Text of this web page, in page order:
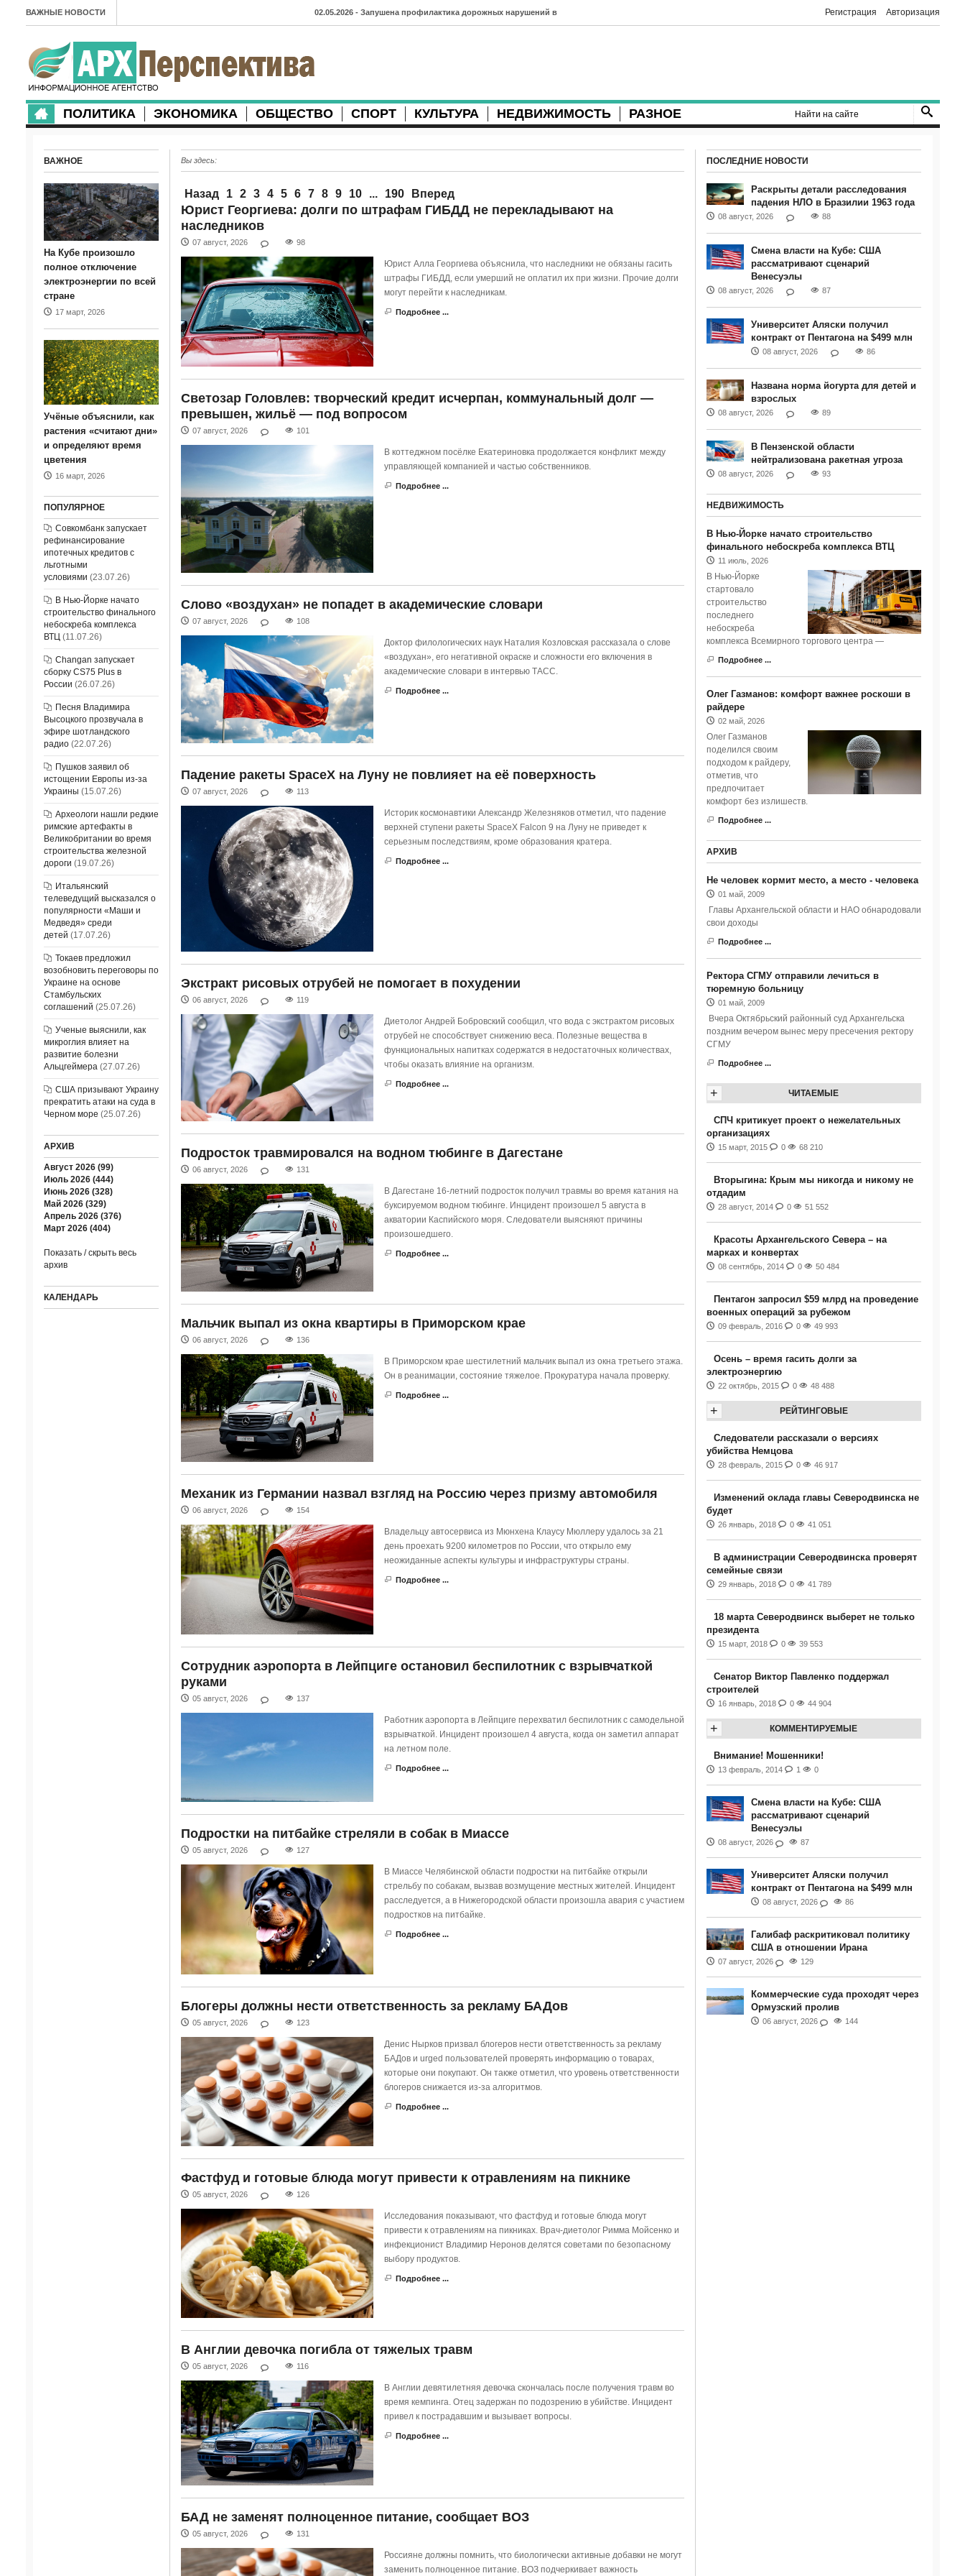
ВАЖНЫЕ НОВОСТИ 02.05.2026 - Запушена профилактика дорожных нарушений в
27.04.2026 - Губернатор Архангельской области контролирует
23.04.2026 - Детский экологический форум усилит
продолжают затруднять движение
21.04.2026 - Выгуливание собак: правила и штрафы в России
матчи и новые победы
18.04.2026 - Мобильные комплексы фотофиксации Vitronic
появились в Монтгомери
Регистрация Авторизация
ПОЛИТИКА ЭКОНОМИКА ОБЩЕСТВО СПОРТ КУЛЬТУРА НЕДВИЖИМОСТЬ РАЗНОЕ
Вы здесь:
Назад 1 2 3 4 5 6 7 8 9 10 ... 190 Вперед
Юрист Георгиева: долги по штрафам ГИБДД не перекладывают на
наследников
07 август, 2026 98
Юрист Алла Георгиева объяснила, что наследники не обязаны гасить
штрафы ГИБДД, если умерший не оплатил их при жизни. Прочие долги
могут перейти к наследникам.
Подробнее ...
Светозар Головлев: творческий кредит исчерпан, коммунальный долг —
превышен, жильё — под вопросом
07 август, 2026 101
В коттеджном посёлке Екатериновка продолжается конфликт между
управляющей компанией и частью собственников.
Подробнее ...
Слово «воздухан» не попадет в академические словари
07 август, 2026 108
Доктор филологических наук Наталия Козловская рассказала о слове
«воздухан», его негативной окраске и сложности его включения в
академические словари в интервью ТАСС.
Подробнее ...
Падение ракеты SpaceX на Луну не повлияет на её поверхность
07 август, 2026 113
Историк космонавтики Александр Железняков отметил, что падение
верхней ступени ракеты SpaceX Falcon 9 на Луну не приведет к
серьезным последствиям, кроме образования кратера.
Подробнее ...
Экстракт рисовых отрубей не помогает в похудении
06 август, 2026 119
Диетолог Андрей Бобровский сообщил, что вода с экстрактом рисовых
отрубей не способствует снижению веса. Полезные вещества в
функциональных напитках содержатся в недостаточных количествах,
чтобы оказать влияние на организм.
Подробнее ...
Подросток травмировался на водном тюбинге в Дагестане
06 август, 2026 131
В Дагестане 16-летний подросток получил травмы во время катания на
буксируемом водном тюбинге. Инцидент произошел 5 августа в
акватории Каспийского моря. Следователи выясняют причины
произошедшего.
Подробнее ...
Мальчик выпал из окна квартиры в Приморском крае
06 август, 2026 136
В Приморском крае шестилетний мальчик выпал из окна третьего этажа.
Он в реанимации, состояние тяжелое. Прокуратура начала проверку.
Подробнее ...
Механик из Германии назвал взгляд на Россию через призму автомобиля
06 август, 2026 154
Владельцу автосервиса из Мюнхена Клаусу Мюллеру удалось за 21
день проехать 9200 километров по России, что открыло ему
неожиданные аспекты культуры и инфраструктуры страны.
Подробнее ...
Сотрудник аэропорта в Лейпциге остановил беспилотник с взрывчаткой
руками
05 август, 2026 137
Работник аэропорта в Лейпциге перехватил беспилотник с самодельной
взрывчаткой. Инцидент произошел 4 августа, когда он заметил аппарат
на летном поле.
Подробнее ...
Подростки на питбайке стреляли в собак в Миассе
05 август, 2026 127
В Миассе Челябинской области подростки на питбайке открыли
стрельбу по собакам, вызвав возмущение местных жителей. Инцидент
расследуется, а в Нижегородской области произошла авария с участием
подростков на питбайке.
Подробнее ...
Блогеры должны нести ответственность за рекламу БАДов
05 август, 2026 123
Денис Нырков призвал блогеров нести ответственность за рекламу
БАДов и urged пользователей проверять информацию о товарах,
которые они покупают. Он также отметил, что уровень ответственности
блогеров снижается из-за алгоритмов.
Подробнее ...
Фастфуд и готовые блюда могут привести к отравлениям на пикнике
05 август, 2026 126
Исследования показывают, что фастфуд и готовые блюда могут
привести к отравлениям на пикниках. Врач-диетолог Римма Мойсенко и
инфекционист Владимир Неронов делятся советами по безопасному
выбору продуктов.
Подробнее ...
В Англии девочка погибла от тяжелых травм
05 август, 2026 116
В Англии девятилетняя девочка скончалась после получения травм во
время кемпинга. Отец задержан по подозрению в убийстве. Инцидент
привел к пострадавшим и вызывает вопросы.
Подробнее ...
БАД не заменят полноценное питание, сообщает ВОЗ
05 август, 2026 131
Россияне должны помнить, что биологически активные добавки не могут
заменить полноценное питание. ВОЗ подчеркивает важность
ПОСЛЕДНИЕ НОВОСТИ
Раскрыты детали расследования
падения НЛО в Бразилии 1963 года
08 август, 2026 88
Смена власти на Кубе: США
рассматривают сценарий
Венесуэлы
08 август, 2026 87
Университет Аляски получил
контракт от Пентагона на $499 млн
08 август, 2026 86
Названа норма йогурта для детей и
взрослых
08 август, 2026 89
В Пензенской области
нейтрализована ракетная угроза
08 август, 2026 93
НЕДВИЖИМОСТЬ
В Нью-Йорке начато строительство
финального небоскреба комплекса ВТЦ
11 июль, 2026
В Нью-Йорке
стартовало
строительство
последнего
небоскреба
комплекса Всемирного торгового центра —
Подробнее ...
Олег Газманов: комфорт важнее роскоши в
райдере
02 май, 2026
Олег Газманов
поделился своим
подходом к райдеру,
отметив, что
предпочитает
комфорт без излишеств.
Подробнее ...
АРХИВ
Не человек кормит место, а место - человека
01 май, 2009
Главы Архангельской области и НАО обнародовали
свои доходы
Подробнее ...
Ректора СГМУ отправили лечиться в
тюремную больницу
01 май, 2009
Вчера Октябрьский районный суд Архангельска
поздним вечером вынес меру пресечения ректору
СГМУ
Подробнее ...
ЧИТАЕМЫЕ
+
СПЧ критикует проект о нежелательных
организациях
15 март, 2015 0 68 210
Вторыгина: Крым мы никогда и никому не
отдадим
28 август, 2014 0 51 552
Красоты Архангельского Севера – на
марках и конвертах
08 сентябрь, 2014 0 50 484
Пентагон запросил $59 млрд на проведение
военных операций за рубежом
09 февраль, 2016 0 49 993
Осень – время гасить долги за
электроэнергию
22 октябрь, 2015 0 48 488
РЕЙТИНГОВЫЕ
+
Следователи рассказали о версиях
убийства Немцова
28 февраль, 2015 0 46 917
Изменений оклада главы Северодвинска не
будет
26 январь, 2018 0 41 051
В администрации Северодвинска проверят
семейные связи
29 январь, 2018 0 41 789
18 марта Северодвинск выберет не только
президента
15 март, 2018 0 39 553
Сенатор Виктор Павленко поддержал
строителей
16 январь, 2018 0 44 904
КОММЕНТИРУЕМЫЕ
+
Внимание! Мошенники!
13 февраль, 2014 1 0
Смена власти на Кубе: США
рассматривают сценарий
Венесуэлы
08 август, 2026 87
Университет Аляски получил
контракт от Пентагона на $499 млн
08 август, 2026 86
Галибаф раскритиковал политику
США в отношении Ирана
07 август, 2026 129
Коммерческие суда проходят через
Ормузский пролив
06 август, 2026 144
ВАЖНОЕ
На Кубе произошло
полное отключение
электроэнергии по всей
стране
17 март, 2026
Учёные объяснили, как
растения «считают дни»
и определяют время
цветения
16 март, 2026
ПОПУЛЯРНОЕ
Совкомбанк запускает
рефинансирование
ипотечных кредитов с
льготными
условиями (23.07.26)
В Нью-Йорке начато
строительство финального
небоскреба комплекса
ВТЦ(11.07.26)
Changan запускает
сборку CS75 Plus в
России (26.07.26)
Песня Владимира
Высоцкого прозвучала в
эфире шотландского
радио(22.07.26)
Пушков заявил об
истощении Европы из-за
Украины (15.07.26)
Археологи нашли редкие
римские артефакты в
Великобритании во время
строительства железной
дороги (19.07.26)
Итальянский
телеведущий высказался о
популярности «Маши и
Медведя» среди
детей (17.07.26)
Токаев предложил
возобновить переговоры по
Украине на основе
Стамбульских
соглашений (25.07.26)
Ученые выяснили, как
микроглия влияет на
развитие болезни
Альцгеймера(27.07.26)
США призывают Украину
прекратить атаки на суда в
Черном море (25.07.26)
АРХИВ
Август 2026 (99)
Июль 2026 (444)
Июнь 2026 (328)
Май 2026 (329)
Апрель 2026 (376)
Март 2026 (404)
Показать / скрыть весь
архив
КАЛЕНДАРЬ